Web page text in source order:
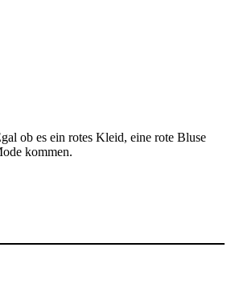
ob es ein rotes Kleid, eine rote Bluse
kommen.